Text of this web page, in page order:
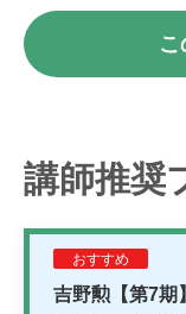
講師推奨
おすすめ
吉野勲【第7期